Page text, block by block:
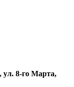
8-го Марта,